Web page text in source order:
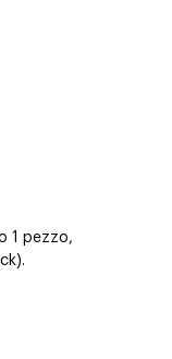
1 pezzo,